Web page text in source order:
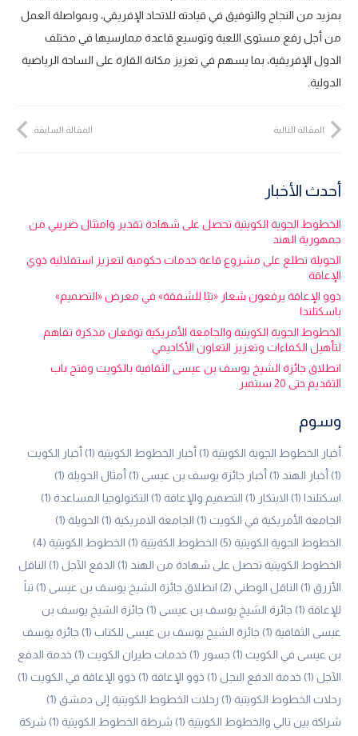
بمزيد من النجاح والتوفيق في قيادته للاتحاد الإفريقي، وبمواصلة العمل
من أجل رفع مستوى اللعبة وتوسيع قاعدة ممارسيها في مختلف
الدول الإفريقية، بما يسهم في تعزيز مكانة القارة على الساحة الرياضية
الدولية.
المقالة السابقة المقالة التالية
أحدث الأخبار
الخطوط الجوية الكويتية تحصل على شهادة تقدير وامتثال ضريبي من
جمهورية الهند
الحويلة تطلع على مشروع قاعة خدمات حكومية لتعزيز استقلالية ذوي
الإعاقة
ذوو الإعاقة يرفعون شعار «تبًا للشفقة» في معرض «التصميم»
باسكتلندا
الخطوط الجوية الكويتية والجامعة الأمريكية توقعان مذكرة تفاهم
لتأهيل الكفاءات وتعزيز التعاون الأكاديمي
انطلاق جائزة الشيخ يوسف بن عيسى الثقافية بالكويت وفتح باب
التقديم حتى 20 سبتمبر
وسوم
أخبار الخطوط الجوية الكويتية (1) أخبار الخطوط الكويتية (1)
أخبار الكويت
(1)
أخبار الهند (1) أخبار جائزة يوسف بن عيسى (1) أمثال الحويلة (1)
اسكتلندا (1) الابتكار (1) التصميم والإعاقة (1) التكنولوجيا المساعدة (1)
الجامعة الأمريكية في الكويت (1) الجامعة الامريكية (1) الحويلة (1)
الخطوط الجوية الكويتية (5) الخطوط الكةيتية (1) الخطوط الكويتية (4)
الخطوط الكويتية تحصل على شهادة من الهند (1) الدفع الآجل (1)
الناقل
الأزرق (1) الناقل الوطني (2) انطلاق جائزة الشيخ يوسف بن عيسى (1)
تباً
للإعاقة (1) جائزة الشيخ يوسف بن عيسى (1)
جائزة الشيخ يوسف بن
عيسى الثقافية (1) جائزة الشيخ يوسف بن عيسى للكتاب (1)
جائزة يوسف
بن عيسى في الكويت (1) جسور (1) خدمات طيران الكويت (1)
خدمة الدفع
الآجل (1) خدمة الدفع الىجل (1) ذوو الإعاقة (1) ذوو الإعاقة في الكويت (1)
رحلات الخطوط الكويتية (1) رحلات الخطوط الكويتية إلى دمشق (1)
شراكة بين تالي والخطوط الكويتية (1) شرطة الخطوط الكويتية (1)
شركة